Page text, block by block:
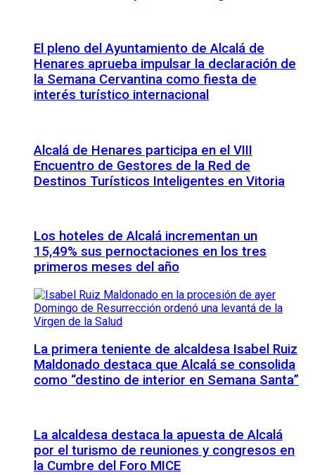
El pleno del Ayuntamiento de Alcalá de
Henares aprueba impulsar la declaración de
la Semana Cervantina como fiesta de
interés turístico internacional
Alcalá de Henares participa en el VIII
Encuentro de Gestores de la Red de
Destinos Turísticos Inteligentes en Vitoria
Los hoteles de Alcalá incrementan un
15,49% sus pernoctaciones en los tres
primeros meses del año
La primera teniente de alcaldesa Isabel Ruiz
Maldonado destaca que Alcalá se consolida
como “destino de interior en Semana Santa”
La alcaldesa destaca la apuesta de Alcalá
por el turismo de reuniones y congresos en
la Cumbre del Foro MICE